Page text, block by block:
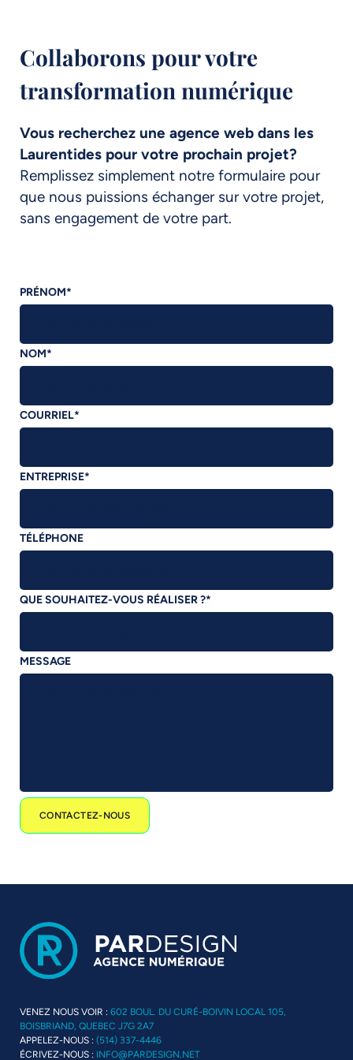
Collaborons pour votre
transformation numérique
Vous recherchez une agence web dans les
Laurentides pour votre prochain projet?
Remplissez simplement notre formulaire pour
que nous puissions échanger sur votre projet,
sans engagement de votre part.
PRÉNOM*
NOM*
COURRIEL*
ENTREPRISE*
TÉLÉPHONE
QUE SOUHAITEZ-VOUS RÉALISER ?*
MESSAGE
CONTACTEZ-NOUS
VENEZ NOUS VOIR : 602 BOUL. DU CURÉ-BOIVIN LOCAL 105,
BOISBRIAND, QUEBEC J7G 2A7
APPELEZ-NOUS : (514) 337-4446
ÉCRIVEZ-NOUS : INFO@PARDESIGN.NET